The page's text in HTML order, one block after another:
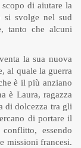
di aiutare la
si svolge nel sud
tanto che alcuni
la sua nuova
al quale la guerra
è il più anziano
è Laura, ragazza
di dolcezza tra gli
di portare il
essendo
missioni francesi.